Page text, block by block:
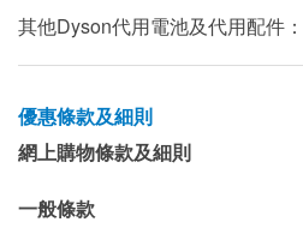
其他Dyson代用電池及代用配件：
優惠條款及細則
網上購物條款及細則
一般條款